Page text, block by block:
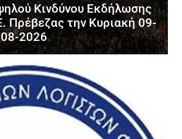
Κινδύνου Εκδήλωσης
Πρέβεζας την Κυριακή 09-
08-2026